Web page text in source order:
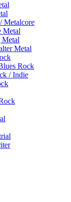
Metalcore
Metal
Metal
Metal
Rock
/ Indie